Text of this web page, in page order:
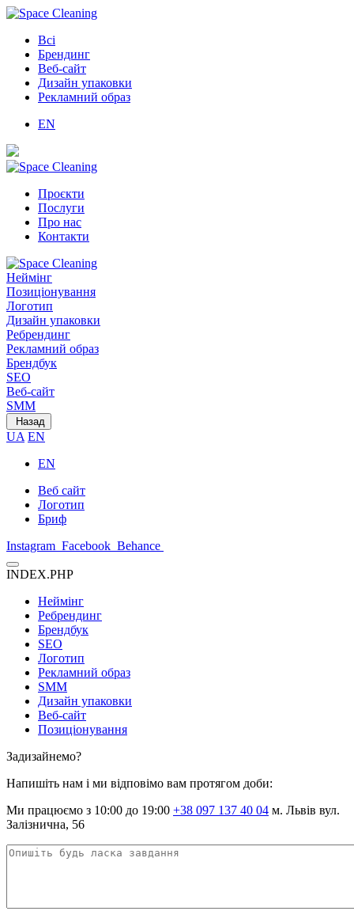
Всі
Брендинг
Веб-сайт
Дизайн упаковки
Рекламний образ
EN
Проєкти
Послуги
Про нас
Контакти
Неймінг
Позиціонування
Логотип
Дизайн упаковки
Ребрендинг
Рекламний образ
Брендбук
SEO
Веб-сайт
SMM
Назад
UA EN
EN
Веб сайт
Логотип
Бриф
Instagram Facebook Behance
INDEX.PHP
Неймінг
Ребрендинг
Брендбук
SEO
Логотип
Рекламний образ
SMM
Дизайн упаковки
Веб-сайт
Позиціонування
Задизайнемо?
Напишіть нам і ми відповімо вам протягом доби:
Ми працюємо з 10:00 до 19:00 +38 097 137 40 04 м. Львів вул.
Залізнична, 56